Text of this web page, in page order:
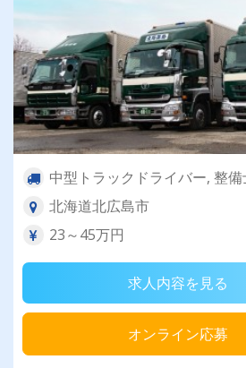
中型トラックドライバー, 整
北海道北広島市
23～45万円
求人内容を見る
オンライン応募